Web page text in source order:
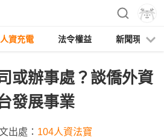
人資充電 法令權益 新聞現場
或辦事處？談僑外資
發展事業
出處： 104人資法寶